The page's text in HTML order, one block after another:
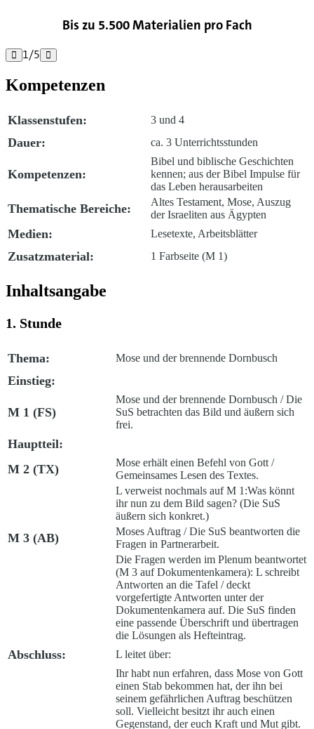
Bis zu 5.500 Materialien pro Fach
 1/5 
Kompetenzen
Klassenstufen: 3 und 4
Dauer: ca. 3 Unterrichtsstunden
Kompetenzen:
Bibel und biblische Geschichten
kennen; aus der Bibel Impulse für
das Leben herausarbeiten
Thematische Bereiche:
Altes Testament, Mose, Auszug
der Israeliten aus Ägypten
Medien: Lesetexte, Arbeitsblätter
Zusatzmaterial: 1 Farbseite (M 1)
Inhaltsangabe
1. Stunde
Thema: Mose und der brennende Dornbusch
Einstieg:
M 1 (FS)
Mose und der brennende Dornbusch /Die
SuS betrachten das Bild und äußern sich
frei.
Hauptteil:
M 2 (TX)
Mose erhält einen Befehl von Gott /
Gemeinsames Lesen des Textes.
L verweist nochmals auf M 1:Was könnt
ihr nun zu dem Bild sagen? (Die SuS
äußern sich konkret.)
M 3 (AB) Moses Auftrag /Die SuS beantworten die
Fragen in Partnerarbeit.
Die Fragen werden im Plenum beantwortet
(M 3 auf Dokumentenkamera): L schreibt
Antworten an die Tafel / deckt
vorgefertigte Antworten unter der
Dokumentenkamera auf. Die SuS finden
eine passende Überschrift und übertragen
die Lösungen als Hefteintrag.
Abschluss:
L leitet über:
Ihr habt nun erfahren, dass Mose von Gott
einen Stab bekommen hat, der ihn bei
seinem gefährlichen Auftrag beschützen
soll. Vielleicht besitzt ihr auch einen
Gegenstand, der euch Kraft und Mut gibt.